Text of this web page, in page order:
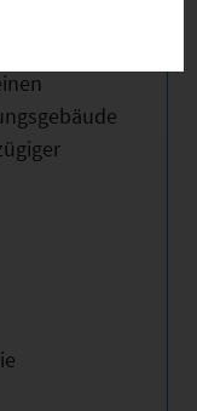
und